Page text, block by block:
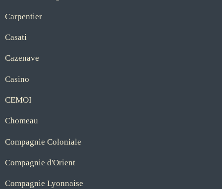
Carpentier
Casati
Cazenave
Casino
CEMOI
Chomeau
Compagnie Coloniale
Compagnie d'Orient
Compagnie Lyonnaise